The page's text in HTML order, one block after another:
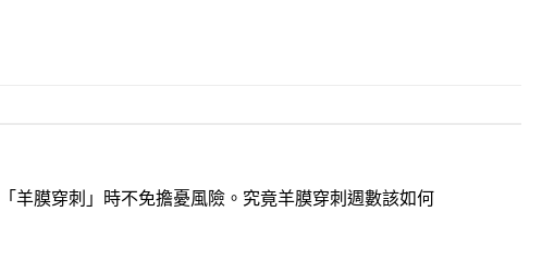
羊膜穿刺」時不免擔憂風險。究竟羊膜穿刺週數該如何